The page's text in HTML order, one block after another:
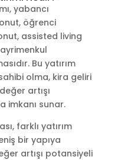
yabancı
öğrenci
assisted living
Bu yatırım
olma, kira geliri
artışı
imkanı sunar.
farklı yatırım
bir yapıya
artışı potansiyeli